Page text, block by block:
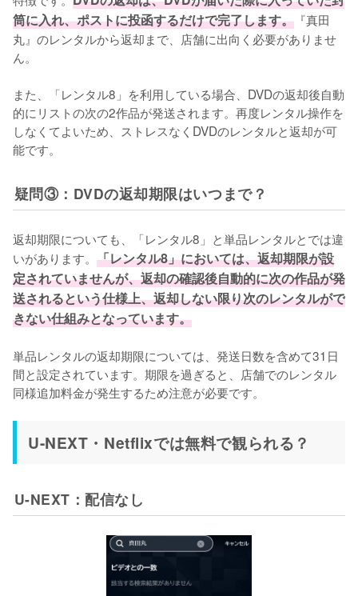
筒に入れ、ポストに投函するだけで完了します。 『真田
丸』のレンタルから返却まで、店舗に出向く必要がありませ
ん。
また、「レンタル8」を利用している場合、DVDの返却後自動
的にリストの次の2作品が発送されます。再度レンタル操作を
しなくてよいため、ストレスなくDVDのレンタルと返却が可
能です。
疑問③：DVDの返却期限はいつまで？
返却期限についても、「レンタル8」と単品レンタルとでは違
いがあります。 「レンタル8」においては、返却期限が設
定されていませんが、返却の確認後自動的に次の作品が発
送されるという仕様上、返却しない限り次のレンタルがで
きない仕組みとなっています。
単品レンタルの返却期限については、発送日数を含めて31日
間と設定されています。期限を過ぎると、店舗でのレンタル
同様追加料金が発生するため注意が必要です。
U-NEXT・Netflixでは無料で観られる？
U-NEXT：配信なし